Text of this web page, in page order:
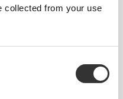
collected from your use